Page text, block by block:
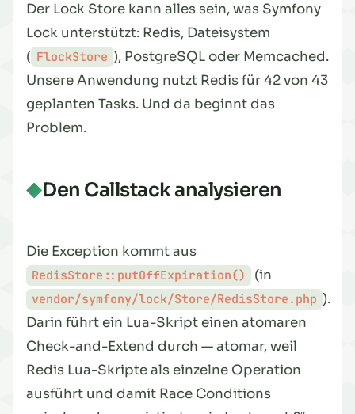
Der Lock Store kann alles sein, was Symfony
Lock unterstützt: Redis, Dateisystem
( FlockStore ), PostgreSQL oder Memcached.
Unsere Anwendung nutzt Redis für 42 von 43
geplanten Tasks. Und da beginnt das
Problem.
Den Callstack analysieren
Die Exception kommt aus
RedisStore::putOffExpiration() (in
vendor/symfony/lock/Store/RedisStore.php ).
Darin führt ein Lua-Skript einen atomaren
Check-and-Extend durch — atomar, weil
Redis Lua-Skripte als einzelne Operation
ausführt und damit Race Conditions